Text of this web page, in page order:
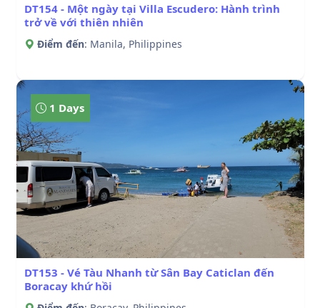
DT154 - Một ngày tại Villa Escudero: Hành trình
trở về với thiên nhiên
Điểm đến: Manila, Philippines
1 Days
DT153 - Vé Tàu Nhanh từ Sân Bay Caticlan đến
Boracay khứ hồi